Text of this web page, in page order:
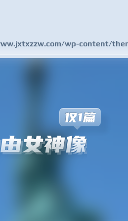
wp-content/